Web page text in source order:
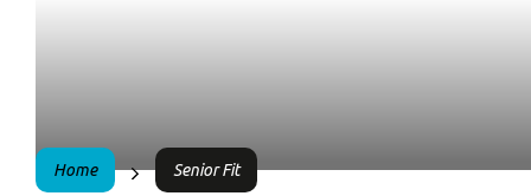
Home Senior Fit